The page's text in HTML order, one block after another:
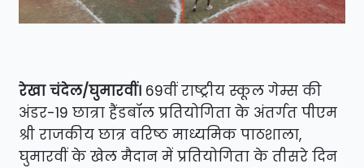
रेखा चंदेल/घुमारवीं। 69वीं राष्ट्रीय स्कूल गेम्स की
अंडर-19 छात्रा हैंडबॉल प्रतियोगिता के अंतर्गत पीएम
श्री राजकीय छात्र वरिष्ठ माध्यमिक पाठशाला,
घुमारवीं के खेल मैदान में प्रतियोगिता के तीसरे दिन